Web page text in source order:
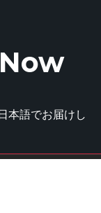
本語でお届けし